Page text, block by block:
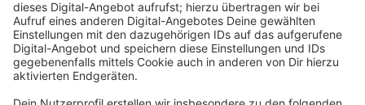
von unterwegs mal einschalten oder per App
programmieren kann, sodass das Licht immer zu
unterschiedlichen Zeiten eingeschaltet wird.
Anzeige